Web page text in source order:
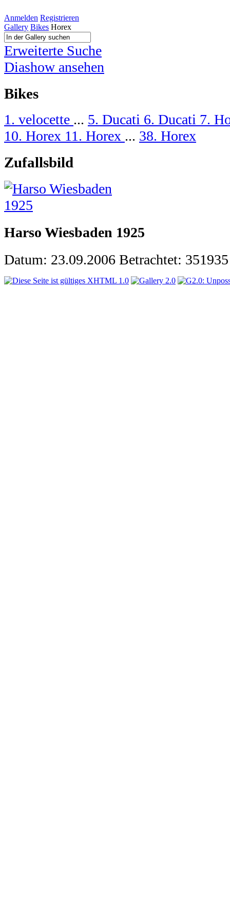
Anmelden Registrieren
Gallery Bikes Horex
Erweiterte Suche
Diashow ansehen
Bikes
1. velocette ... 5. Ducati 6. Ducati 7.
10. Horex 11. Horex ... 38. Horex
Zufallsbild
Harso Wiesbaden 1925
Datum: 23.09.2006 Betrachtet: